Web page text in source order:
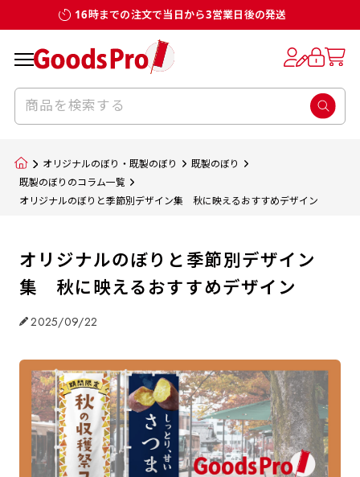
16時までの注文で当日から3営業日後の発送
オリジナルのぼり・既製のぼり
既製のぼり
既製のぼりのコラム一覧
オリジナルのぼりと季節別デザイン集 秋に映えるおすすめデザイン
オリジナルのぼりと季節別デザイン
集 秋に映えるおすすめデザイン
2025/09/22